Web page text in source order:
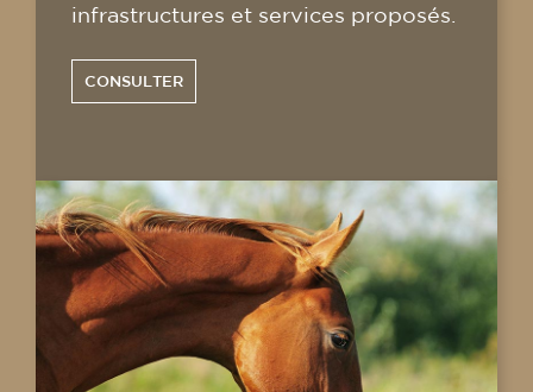
infrastructures et services proposés.
CONSULTER